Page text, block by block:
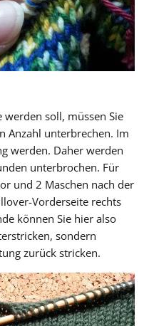
werden soll, müssen Sie
Anzahl unterbrechen. Im
werden. Daher werden
unterbrochen. Für
und 2 Maschen nach der
Vorderseite rechts
können Sie hier also
sondern
zurück stricken.